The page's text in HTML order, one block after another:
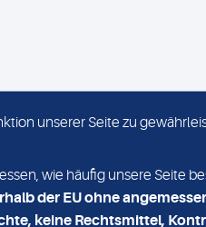
unserer Seite zu
wie häufig unsere Seite
der EU ohne
keine Rechtsmittel,